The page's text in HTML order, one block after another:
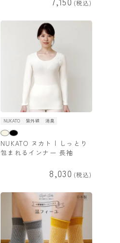
税込
NUKATO 紫外線 消臭
NUKATO ヌカト | しっとり
包まれるインナー 長袖
8,030 税込